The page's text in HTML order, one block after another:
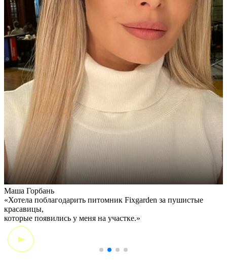
Маша Горбань
«Хотела поблагодарить питомник Fixgarden за пушистые
красавицы,
которые появились у меня на участке.»